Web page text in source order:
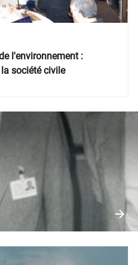
Image
de
semaine
l'environnement :
société civile